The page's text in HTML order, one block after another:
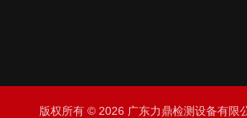
版权所有 © 2026 广东力鼎检测设备有